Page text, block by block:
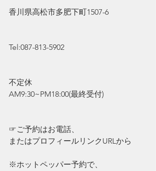
香川県高松市多肥下町1507-6
Tel:087-813-5902
不定休
AM9:30~PM18:00(最終受付)
☞ご予約はお電話、
またはプロフィールリンクURLから
※ホットペッパー予約で、